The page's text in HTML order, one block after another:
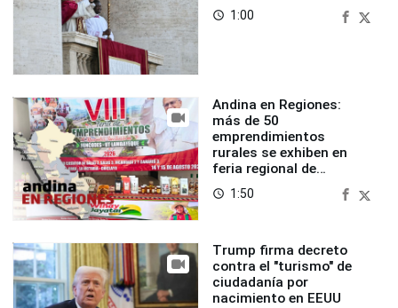
access_time 1:00
Andina en Regiones:
más de 50
emprendimientos
rurales se exhiben en
feria regional de
Foncodes
access_time 1:50
Trump firma decreto
contra el "turismo" de
ciudadanía por
nacimiento en EEUU